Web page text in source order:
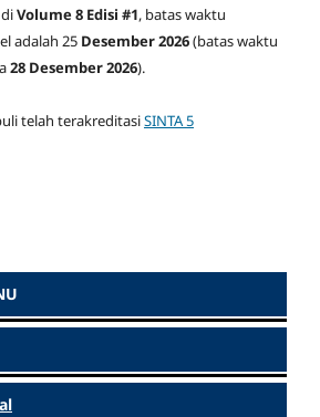
Volume 8 Edisi #1, batas waktu
adalah 25Desember 2026(batas waktu
28 Desember 2026).
telah terakreditasiSINTA 5